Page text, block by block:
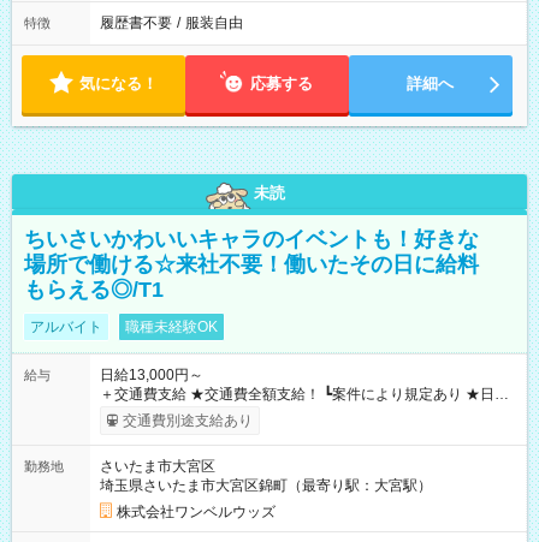
特徴 履歴書不要 / 服装自由
気になる！ 応募する 詳細へ
未読
ちいさいかわいいキャラのイベントも！好きな
場所で働ける☆来社不要！働いたその日に給料
もらえる◎/T1
アルバイト 職種未経験OK
給与
日給13,000円～
＋交通費支給 ★交通費全額支給！ ┗案件により規定あり ★日払
いOK！（規定あり） ┗働いたその日に現金GET♪ お仕事後はコ
ンビニATMから 日払い分を引き落とせます！ 【試用期間】試
交通費別途支給あり
勤務地
さいたま市大宮区
埼玉県さいたま市大宮区錦町（最寄り駅：大宮駅）
株式会社ワンベルウッズ